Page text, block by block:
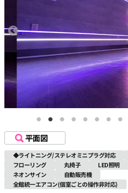
平面図
◆ライトニング/ステレオミニプラグ対応
フローリング
丸椅子 LED照明
ネオンサイン
自動販売機
全館統一エアコン(個室ごとの操作非対応)